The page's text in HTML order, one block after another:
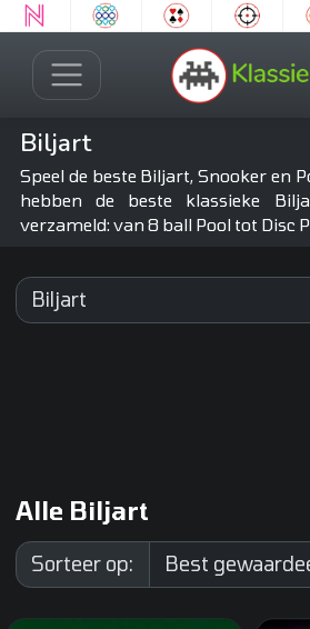
Biljart
Speel de beste Biljart, Snooker en
hebben de beste klassieke
verzameld: van 8 ball Pool tot Disc
Alle Biljart
Sorteer op: